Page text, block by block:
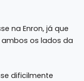
na Enron, já que
ambos os lados da
dificilmente